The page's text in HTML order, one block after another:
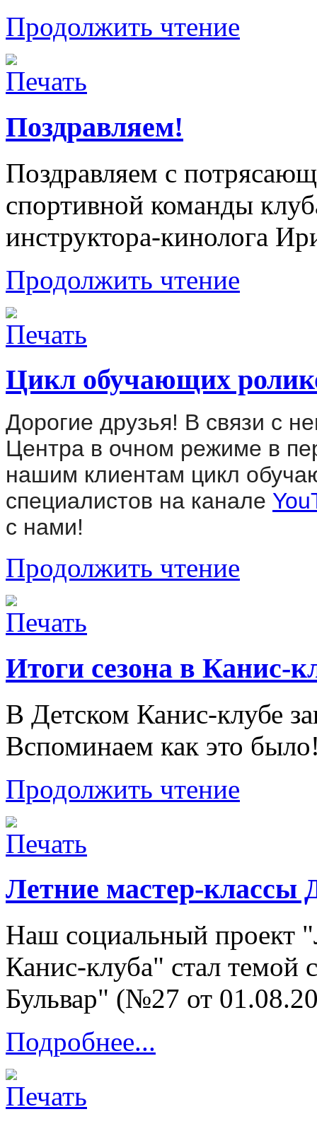
Продолжить чтение
Поздравляем!
Поздравляем с
спортивной команды
инструктора-кинолога
Продолжить чтение
Цикл обучающих
Дорогие друзья! В связи с
Центра в очном режиме в
нашим клиентам цикл
специалистов на канале
с нами!
Продолжить чтение
Итоги сезона в Канис-
В Детском Канис-клубе
Вспоминаем как это
Продолжить чтение
Летние мастер-классы
Наш социальный проект
Канис-клуба" стал темой
Бульвар" (№27 от
Подробнее...